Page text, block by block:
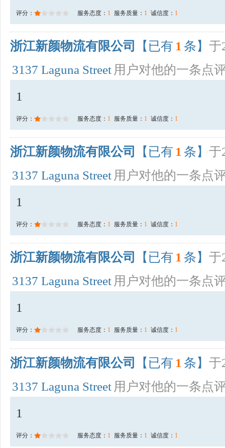
评分： 服务态度： 1 服务质量： 1 诚信度： 1
浙江新颜物流有限公司 【已有 1 条】 于
3137 Laguna Street 用户对他的一条点
1
评分： 服务态度： 1 服务质量： 1 诚信度： 1
浙江新颜物流有限公司 【已有 1 条】 于
3137 Laguna Street 用户对他的一条点
1
评分： 服务态度： 1 服务质量： 1 诚信度： 1
浙江新颜物流有限公司 【已有 1 条】 于
3137 Laguna Street 用户对他的一条点
1
评分： 服务态度： 1 服务质量： 1 诚信度： 1
浙江新颜物流有限公司 【已有 1 条】 于
3137 Laguna Street 用户对他的一条点
1
评分： 服务态度： 1 服务质量： 1 诚信度： 1